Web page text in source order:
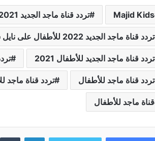
Majid Kids تردد قناة ماجد الجديد 2021 للأطفال على نايل سات
تردد قناة ماجد الجديد 2022 للأطفال على نايل سات Majid Kids
تردد قناة ماجد الجديد للأطفال 2021
تردد قناة ماجد للأطفال تردد قناة ماجد
قناة ماجد للأطفال
لينكدإن